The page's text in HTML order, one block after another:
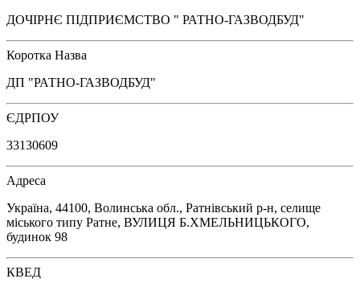
ДОЧІРНЄ ПІДПРИЄМСТВО " РАТНО-ГАЗВОДБУД"
Коротка Назва
ДП "РАТНО-ГАЗВОДБУД"
ЄДРПОУ
33130609
Адреса
Україна, 44100, Волинська обл., Ратнівський р-н, селище
міського типу Ратне, ВУЛИЦЯ Б.ХМЕЛЬНИЦЬКОГО,
будинок 98
КВЕД